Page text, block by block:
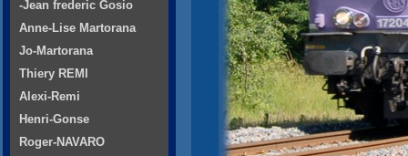
-Jean frederic Gosio
Anne-Lise Martorana
Jo-Martorana
Thiery REMI
Alexi-Remi
Henri-Gonse
Roger-NAVARO